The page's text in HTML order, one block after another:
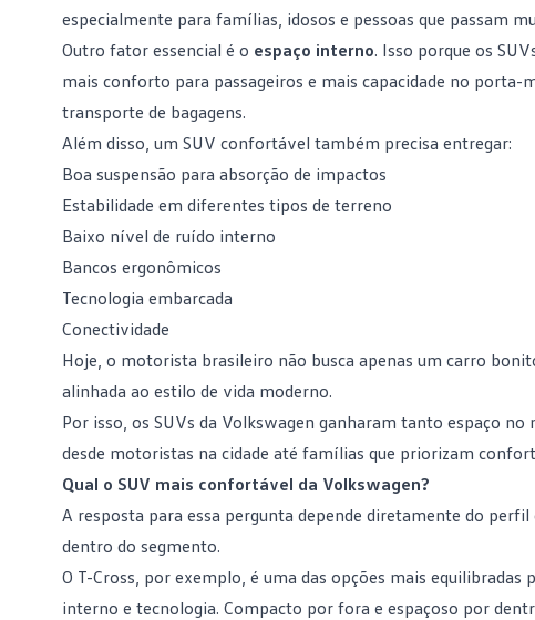
especialmente para famílias, idosos e pessoas que passam
Outro fator essencial é o espaço interno. Isso porque os
mais conforto para passageiros e mais capacidade no
transporte de bagagens.
Além disso, um SUV confortável também precisa entregar:
Boa suspensão para absorção de impactos
Estabilidade em diferentes tipos de terreno
Baixo nível de ruído interno
Bancos ergonômicos
Tecnologia embarcada
Conectividade
Hoje, o motorista brasileiro não busca apenas um carro
alinhada ao estilo de vida moderno.
Por isso, os SUVs da Volkswagen ganharam tanto espaço no
desde motoristas na cidade até famílias que priorizam
Qual o SUV mais confortável da Volkswagen?
A resposta para essa pergunta depende diretamente do perfil
dentro do segmento.
O T-Cross, por exemplo, é uma das opções mais
interno e tecnologia. Compacto por fora e espaçoso por